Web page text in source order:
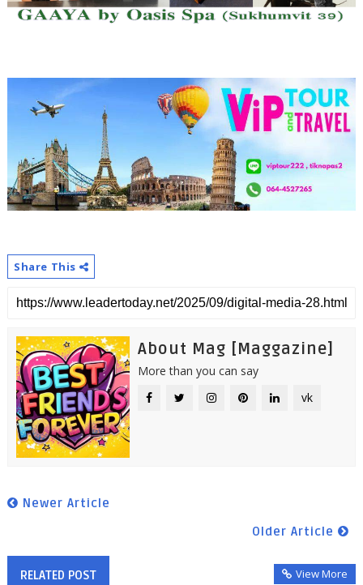
Share This
About Mag [Maggazine]
More than you can say
vk
Newer Article
Older Article
RELATED POST View More